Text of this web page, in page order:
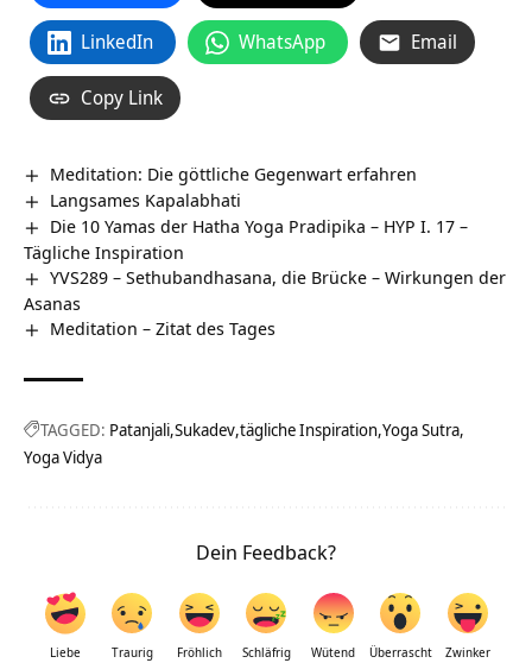
LinkedIn WhatsApp Email
Copy Link
Meditation: Die göttliche Gegenwart erfahren
Langsames Kapalabhati
Die 10 Yamas der Hatha Yoga Pradipika – HYP I. 17 –
Tägliche Inspiration
YVS289 – Sethubandhasana, die Brücke – Wirkungen der
Asanas
Meditation – Zitat des Tages
TAGGED: Patanjali Sukadev tägliche Inspiration Yoga Sutra
Yoga Vidya
Dein Feedback?
Liebe Traurig Fröhlich Schläfrig Wütend Überrascht Zwinker